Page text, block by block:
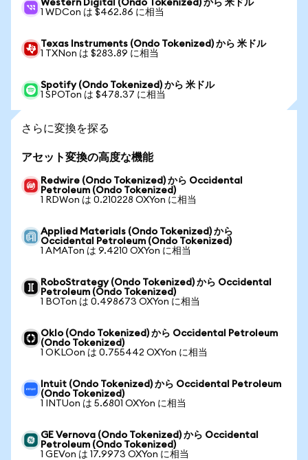
Western Digital (Ondo Tokenized) から 米ドル
1 WDCon は $462.86 に相当
Texas Instruments (Ondo Tokenized) から 米ドル
1 TXNon は $283.89 に相当
Spotify (Ondo Tokenized) から 米ドル
1 SPOTon は $478.37 に相当
さらに変換を探る
アセット変換の高度な機能
Redwire (Ondo Tokenized) から Occidental
Petroleum (Ondo Tokenized)
1 RDWon は 0.210228 OXYon に相当
Applied Materials (Ondo Tokenized) から
Occidental Petroleum (Ondo Tokenized)
1 AMATon は 9.4210 OXYon に相当
RoboStrategy (Ondo Tokenized) から Occidental
Petroleum (Ondo Tokenized)
1 BOTon は 0.498673 OXYon に相当
Oklo (Ondo Tokenized) から Occidental Petroleum
(Ondo Tokenized)
1 OKLOon は 0.755442 OXYon に相当
Intuit (Ondo Tokenized) から Occidental Petroleum
(Ondo Tokenized)
1 INTUon は 5.6801 OXYon に相当
GE Vernova (Ondo Tokenized) から Occidental
Petroleum (Ondo Tokenized)
1 GEVon は 17.9973 OXYon に相当